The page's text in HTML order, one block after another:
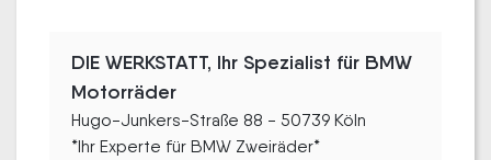
DIE WERKSTATT, Ihr Spezialist für BMW
Motorräder
Hugo-Junkers-Straße 88 - 50739 Köln
*Ihr Experte für BMW Zweiräder*